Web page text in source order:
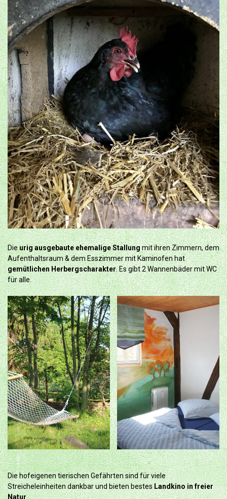
Dieurig ausgebaute ehemalige Stallungmit ihren Zimmern, dem
Aufenthaltsraum & dem Esszimmer mit Kaminofen hat
gemütlichen Herbergscharakter. Es gibt 2 Wannenbäder mit WC
für alle.
Die hofeigenen tierischen Gefährten sind für viele
Streicheleinheiten dankbar und bieten bestesLandkino in freier
Natur.